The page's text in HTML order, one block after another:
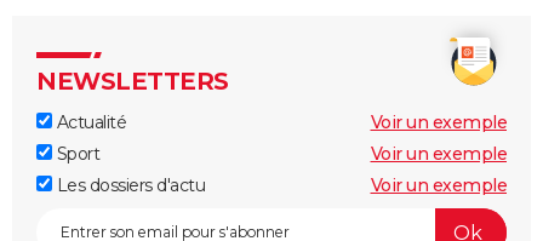
NEWSLETTERS
Actualité
Voir un exemple
Sport
Voir un exemple
Les dossiers d'actu
Voir un exemple